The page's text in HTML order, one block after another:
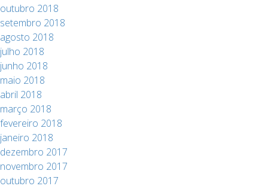
outubro 2018
setembro 2018
agosto 2018
julho 2018
junho 2018
maio 2018
abril 2018
março 2018
fevereiro 2018
janeiro 2018
dezembro 2017
novembro 2017
outubro 2017